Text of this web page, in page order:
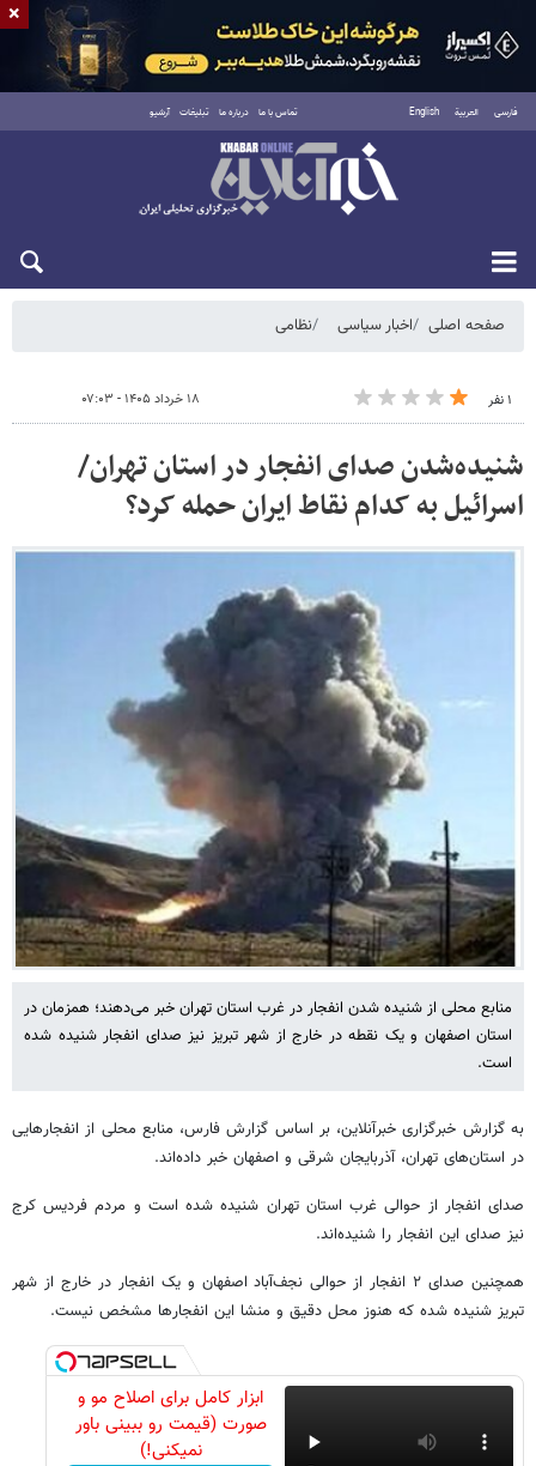
فارسی العربية English تماس با ما درباره ما تبلیغات آرشیو
شنبه ۱۷ مرداد ۱۴۰۵
صفحه اصلی اخبار سیاسی نظامی
۱ نفر ۱۸ خرداد ۱۴۰۵ - ۰۷:۰۳
شنیده‌شدن صدای انفجار در استان تهران/
اسرائیل به کدام نقاط ایران حمله کرد؟
منابع محلی از شنیده شدن انفجار در غرب استان‌ تهران خبر می‌دهند؛ همزمان در
استان اصفهان و یک نقطه در خارج از شهر تبریز نیز صدای انفجار شنیده شده
است.
به گزارش خبرگزاری خبرآنلاین، بر اساس گزارش فارس، منابع محلی از انفجارهایی
در استان‌های تهران، آذربایجان شرقی و اصفهان خبر داده‌اند.
صدای انفجار از حوالی غرب استان تهران شنیده شده است و مردم فردیس کرج
نیز صدای این انفجار را شنیده‌اند.
همچنین صدای ۲ انفجار از حوالی نجف‌آباد اصفهان و یک انفجار در خارج از شهر
تبریز شنیده شده که هنوز محل دقیق و منشا این انفجارها مشخص نیست.
ابزار کامل برای اصلاح مو و
صورت (قیمت رو ببینی باور
نمیکنی!)
×